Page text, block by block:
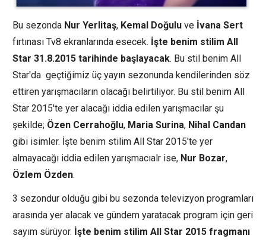
Bu sezonda Nur Yerlitaş, Kemal Doğulu ve İvana Sert
fırtınası Tv8 ekranlarında esecek. İşte benim stilim All
Star 31.8.2015 tarihinde başlayacak. Bu stil benim All
Star'da geçtiğimiz üç yayın sezonunda kendilerinden söz
ettiren yarışmacıların olacağı belirtiliyor. Bu stil benim All
Star 2015'te yer alacağı iddia edilen yarışmacılar şu
şekilde; Özen Cerrahoğlu, Maria Surina, Nihal Candan
gibi isimler. İşte benim stilim All Star 2015'te yer
almayacağı iddia edilen yarışmacıalr ise, Nur Bozar,
Özlem Özden.
3 sezondur olduğu gibi bu sezonda televizyon programları
arasında yer alacak ve gündem yaratacak program için geri
sayım sürüyor. İşte benim stilim All Star 2015 fragmanı